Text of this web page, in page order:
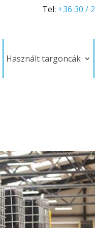
Tel: +36 30 /
Használt targoncák